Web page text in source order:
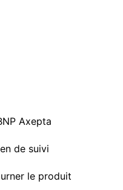
Axepta
de suivi
le produit